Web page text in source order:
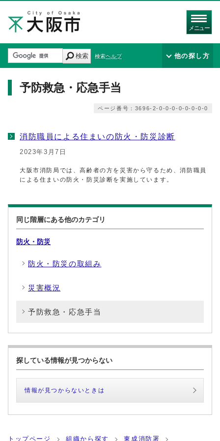
メニュー
検索 検索ヘルプ 他の探し方
予防救急・応急手当
ページ番号：3696-2-0-0-0-0-0-0-0-0
消防職員による住まいの防火・防災診断
2023年3月7日
大阪市消防局では、高齢者の方を災害から守るため、消防職員
による住まいの防火・防災診断を実施しています。
同じ階層にある他のカテゴリ
防火・防災
防火・防災の取組み
災害概況
予防救急・応急手当
探している情報が見つからない
情報が見つからないときは
トップページ 組織から探す 東成消防署